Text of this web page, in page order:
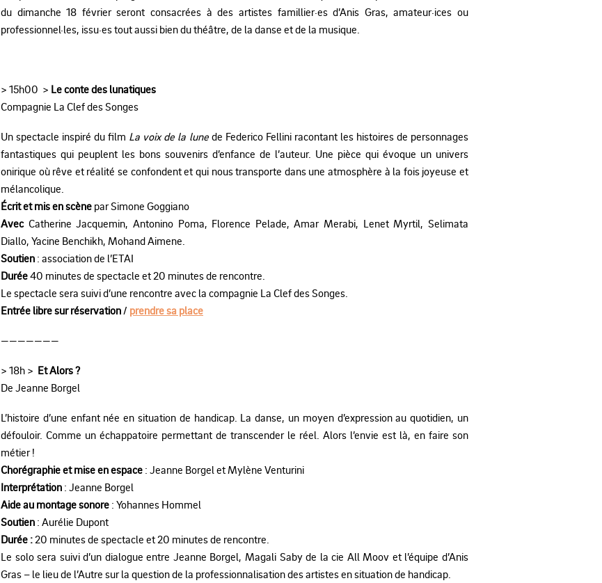
du dimanche 18 février seront consacrées à des artistes famillier·es d’Anis Gras, amateur·ices ou
professionnel·les, issu·es tout aussi bien du théâtre, de la danse et de la musique.
> 15h00 > Le conte des lunatiques
Compagnie La Clef des Songes
Un spectacle inspiré du film La voix de la lunede Federico Fellini racontant les histoires de personnages
fantastiques qui peuplent les bons souvenirs d’enfance de l’auteur. Une pièce qui évoque un univers
onirique où rêve et réalité se confondent et qui nous transporte dans une atmosphère à la fois joyeuse et
mélancolique.
Écrit et mis en scène par Simone Goggiano
AvecCatherine Jacquemin, Antonino Poma, Florence Pelade, Amar Merabi, Lenet Myrtil, Selimata
Diallo, Yacine Benchikh, Mohand Aimene.
Soutien : association de l’ETAI
Durée40 minutes de spectacle et 20 minutes de rencontre.
Le spectacle sera suivi d’une rencontre avec la compagnie La Clef des Songes.
Entrée libre sur réservation / prendre sa place
———————
> 18h > Et Alors ?
De Jeanne Borgel
L’histoire d’une enfant née en situation de handicap. La danse, un moyen d’expression au quotidien, un
défouloir. Comme un échappatoire permettant de transcender le réel. Alors l’envie est là, en faire son
métier !
Chorégraphie et mise en espace : Jeanne Borgel et Mylène Venturini
Interprétation : Jeanne Borgel
Aide au montage sonore : Yohannes Hommel
Soutien : Aurélie Dupont
Durée :20 minutes de spectacle et 20 minutes de rencontre.
Le solo sera suivi d’un dialogue entre Jeanne Borgel, Magali Saby de la cie All Moov et l’équipe d’Anis
Gras – le lieu de l’Autre sur la question de la professionnalisation des artistes en situation de handicap.